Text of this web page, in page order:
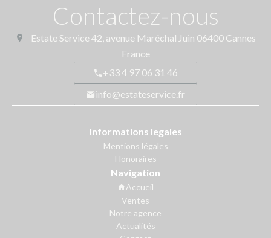
Contactez-nous
Estate Service42, avenue Maréchal Juin 06400 Cannes
France
+33 4 97 06 31 46
info@estateservice.fr
Informations legales
Mentions légales
Honoraires
Navigation
Accueil
Ventes
Notre agence
Actualités